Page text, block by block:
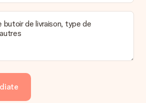
butoir de livraison, type de